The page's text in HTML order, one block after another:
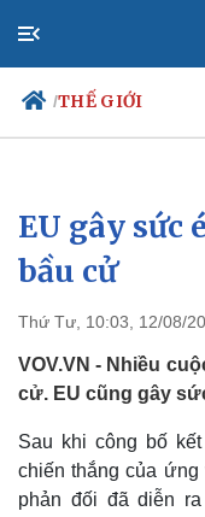
/THẾ GIỚI
Chính trị
Đảng
Tổ chức nhân sự
Nhận diện sự thật
EU gây sức
bầu cử
Thứ Tư, 10:03, 12/08/
VOV.VN - Nhiều
cử. EU cũng gây
Sau khi công bố
chiến thắng của ứng
phản đối đã diễn